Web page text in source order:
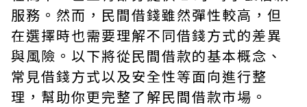
服務。然而，民間借錢雖然彈性較高，但
在選擇時也需要理解不同借錢方式的差異
與風險。以下將從民間借款的基本概念、
常見借錢方式以及安全性等面向進行整
理，幫助你更完整了解民間借款市場。